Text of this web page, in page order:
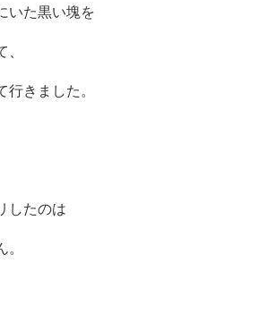
いた黒い塊を
きました。
したのは